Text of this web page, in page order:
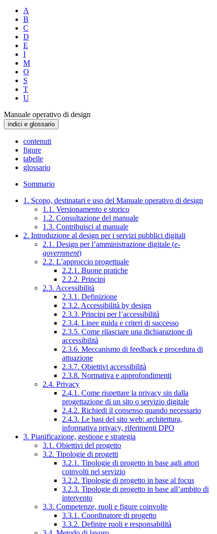
A
B
C
D
E
I
M
O
S
T
U
Manuale operativo di design
indici e glossario
contenuti
figure
tabelle
glossario
Sommario
1. Scopo, destinatari e uso del Manuale operativo di design
1.1. Versionamento e storico
1.2. Consultazione del manuale
1.3. Contribuisci al manuale
2. Introduzione al design per i servizi pubblici digitali
2.1. Design per l’amministrazione digitale (e-
government)
2.2. L’approccio progettuale
2.2.1. Buone pratiche
2.2.2. Principi
2.3. Accessibilità
2.3.1. Definizione
2.3.2. Accessibilità by design
2.3.3. Principi per l’accessibilità
2.3.4. Linee guida e criteri di successo
2.3.5. Come rilasciare una dichiarazione di
accessibilità
2.3.6. Meccanismo di feedback e procedura di
attuazione
2.3.7. Obiettivi accessibilità
2.3.8. Normativa e approfondimenti
2.4. Privacy
2.4.1. Come rispettare la privacy sin dalla
progettazione di un sito o servizio digitale
2.4.2. Richiedi il consenso quando necessario
2.4.3. Le basi del sito web: architettura,
informativa privacy, riferimenti DPO
3. Pianificazione, gestione e strategia
3.1. Obiettivi del progetto
3.2. Tipologie di progetti
3.2.1. Tipologie di progetto in base agli attori
coinvolti nel servizio
3.2.2. Tipologie di progetto in base al focus
3.2.3. Tipologie di progetto in base all’ambito di
intervento
3.3. Competenze, ruoli e figure coinvolte
3.3.1. Coordinatore di progetto
3.3.2. Definire ruoli e responsabilità